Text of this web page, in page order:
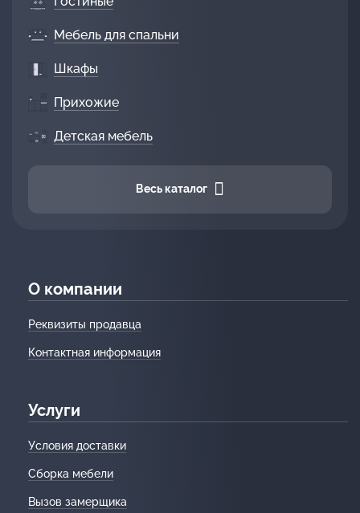
Мебель для спальни
Шкафы
Прихожие
Детская мебель
Весь каталог
О компании
Реквизиты продавца
Контактная информация
Услуги
Условия доставки
Сборка мебели
Вызов замерщика